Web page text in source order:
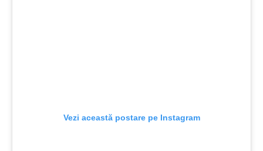
Vezi această postare pe Instagram